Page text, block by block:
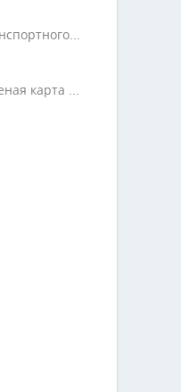
Калькулятор транспортного налога
Калькулятор зеленая карта (архив)